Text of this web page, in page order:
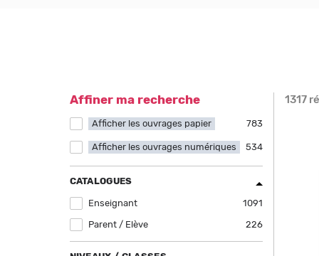
1317
Affiner ma recherche
Afficher les ouvrages papier 783
Apply Afficher les ouvrages papier filter
Afficher les ouvrages numériques 534
Apply Afficher les ouvrages numériques
CATALOGUES
Enseignant 1091
Apply Enseignant filter
Parent / Elève 226
Apply Parent / Elève filter